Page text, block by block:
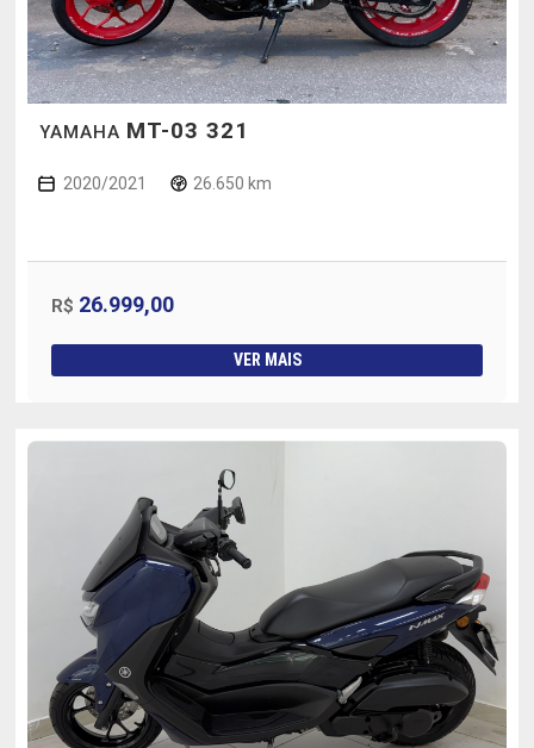
YAMAHA MT-03 321
2020/2021 26.650 km
R$ 26.999,00
VER MAIS